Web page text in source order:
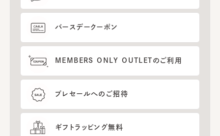
バースデークーポン
MEMBERS ONLY OUTLETのご利用
プレセールへのご招待
ギフトラッピング無料